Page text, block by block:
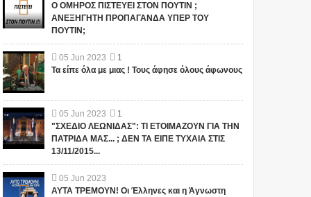
Ο ΟΜΗΡΟΣ ΠΙΣΤΕΥΕΙ ΣΤΟΝ ΠΟΥΤΙΝ ;
ΑΝΕΞΗΓΗΤΗ ΠΡΟΠΑΓΑΝΔΑ ΥΠΕΡ ΤΟΥ
ΠΟΥΤΙΝ;
05 Jun 2023
1
Τα είπε όλα με μιας ! Τους άφησε όλους άφωνους
05 Jun 2023
1
"ΣΧΕΔΙΟ ΛΕΩΝΙΔΑΣ": ΤΙ ΕΤΟΙΜΑΖΟΥΝ ΓΙΑ ΤΗΝ
ΠΑΤΡΙΔΑ ΜΑΣ... ; ΔΕΝ ΤΑ ΕΙΠΕ ΤΥΧΑΙΑ ΣΤΙΣ
13/11/2015...
05 Jun 2023
ΑΥΤΑ ΤΡΕΜΟΥΝ! Οι Έλληνες και η Άγνωστη